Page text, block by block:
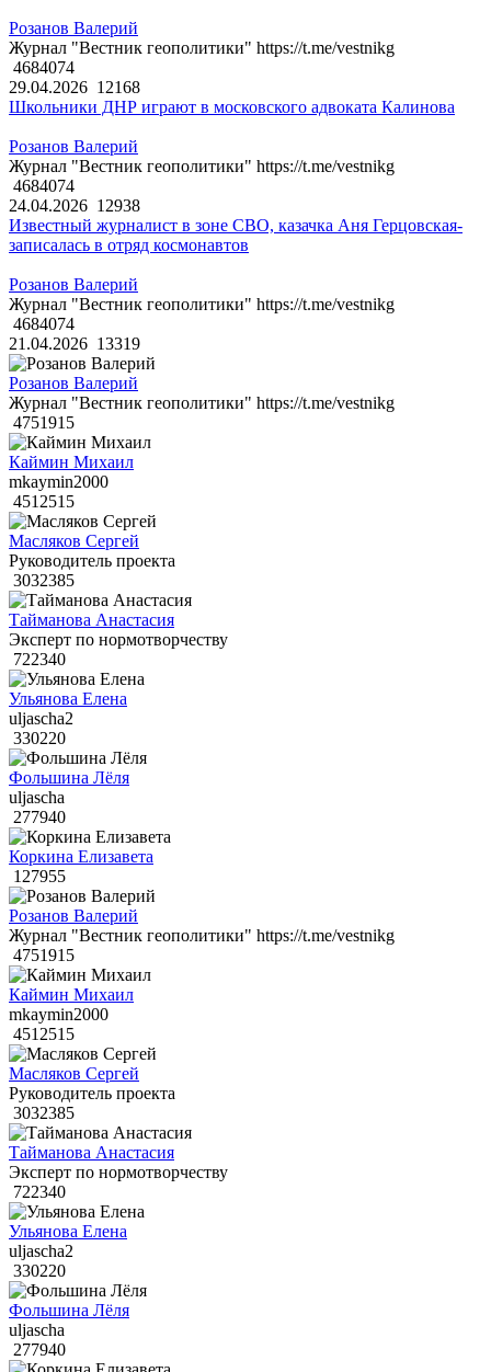
Розанов Валерий
Журнал "Вестник геополитики" https://t.me/vestnikg
4684074
29.04.2026 12168
Школьники ДНР играют в московского адвоката Калинова
Розанов Валерий
Журнал "Вестник геополитики" https://t.me/vestnikg
4684074
24.04.2026 12938
Известный журналист в зоне СВО, казачка Аня Герцовская-
записалась в отряд космонавтов
Розанов Валерий
Журнал "Вестник геополитики" https://t.me/vestnikg
4684074
21.04.2026 13319
Розанов Валерий
Журнал "Вестник геополитики" https://t.me/vestnikg
4751915
Каймин Михаил
mkaymin2000
4512515
Масляков Сергей
Руководитель проекта
3032385
Тайманова Анастасия
Эксперт по нормотворчеству
722340
Ульянова Елена
uljascha2
330220
Фольшина Лёля
uljascha
277940
Коркина Елизавета
127955
Розанов Валерий
Журнал "Вестник геополитики" https://t.me/vestnikg
4751915
Каймин Михаил
mkaymin2000
4512515
Масляков Сергей
Руководитель проекта
3032385
Тайманова Анастасия
Эксперт по нормотворчеству
722340
Ульянова Елена
uljascha2
330220
Фольшина Лёля
uljascha
277940